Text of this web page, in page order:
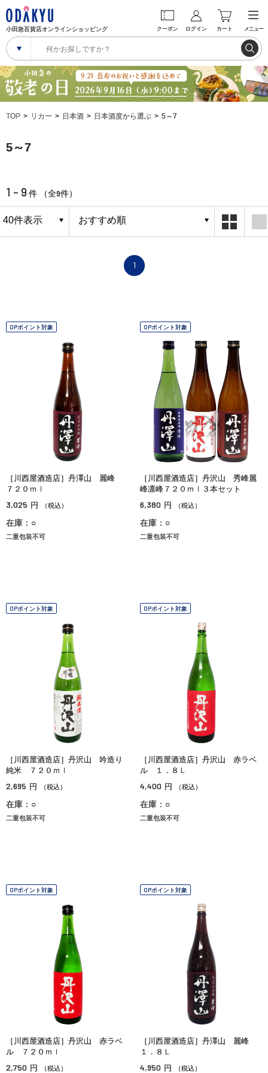
小田急百貨店オンラインショッピング クーポン ログイン カート メニュー
TOP リカー 日本酒 日本酒度から選ぶ 5～7
5～7
1 - 9 件 （全9件）
1
OPポイント対象
［川西屋酒造店］丹澤山 麗峰
７２０ｍｌ
3,025 円 （税込）
在庫：○
二重包装不可
OPポイント対象
［川西屋酒造店］丹沢山 秀峰麗
峰凛峰７２０ｍｌ３本セット
6,380 円 （税込）
在庫：○
二重包装不可
OPポイント対象
［川西屋酒造店］丹沢山 吟造り
純米 ７２０ｍｌ
2,695 円 （税込）
在庫：○
二重包装不可
OPポイント対象
［川西屋酒造店］丹沢山 赤ラベ
ル １．８Ｌ
4,400 円 （税込）
在庫：○
二重包装不可
OPポイント対象
［川西屋酒造店］丹沢山 赤ラベ
ル ７２０ｍｌ
2,750 円 （税込）
OPポイント対象
［川西屋酒造店］丹澤山 麗峰
１．８Ｌ
4,950 円 （税込）